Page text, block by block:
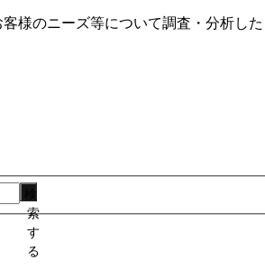
様のニーズ等について調査・分析し
索
す
る